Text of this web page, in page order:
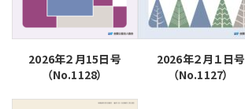
2026年２月15日号
（No.1128）
2026年２月１日号
（No.1127）